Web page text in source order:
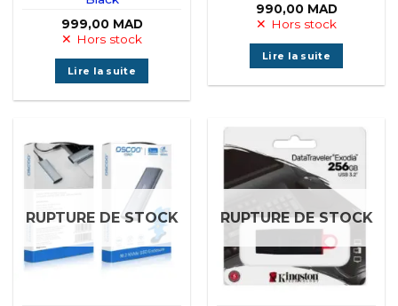
999,00 MAD
Hors stock
Lire la suite
990,00 MAD
Hors stock
Lire la suite
RUPTURE DE STOCK RUPTURE DE STOCK